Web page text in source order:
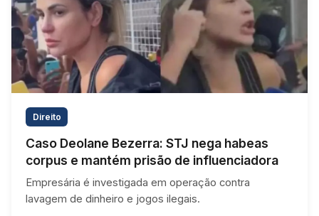
Direito
Caso Deolane Bezerra: STJ nega habeas
corpus e mantém prisão de influenciadora
Empresária é investigada em operação contra
lavagem de dinheiro e jogos ilegais.